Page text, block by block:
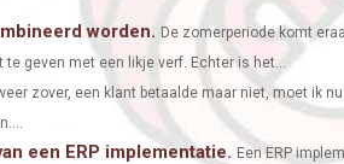
O O
N
worden. De zomerperiode komt
geven met een likje verf. Echter is het...
zover, een klant betaalde maar niet, moet ik
een ERP implementatie. Een ERP